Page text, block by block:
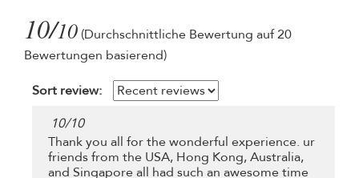
10/10 (Durchschnittliche Bewertung auf 20
Bewertungen basierend)
Sort review:
10/10
Thank you all for the wonderful experience. ur
friends from the USA, Hong Kong, Australia,
and Singapore all had such an awesome time